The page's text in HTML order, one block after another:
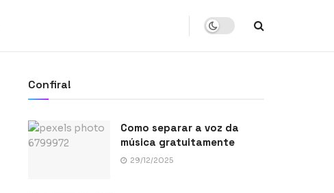
Confira!
Como separar a voz da
música gratuitamente
29/12/2025